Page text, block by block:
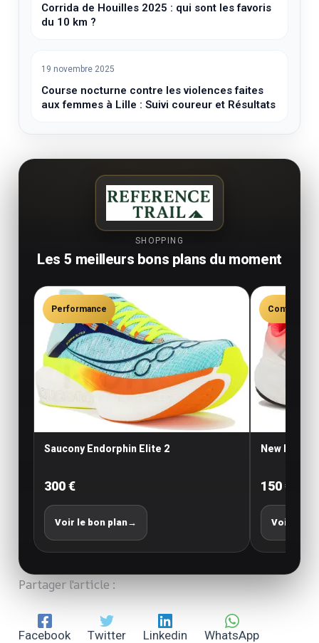
Corrida de Houilles 2025 : qui sont les favoris
du 10 km ?
19 novembre 2025
Course nocturne contre les violences faites
aux femmes à Lille : Suivi coureur et Résultats
SHOPPING
Les 5 meilleurs bons plans du moment
Performance
Saucony Endorphin Elite 2
300 €
Voir le bon plan→
Confort
New
150 €
Voir le
Partager l'article :
Facebook Twitter Linkedin WhatsApp